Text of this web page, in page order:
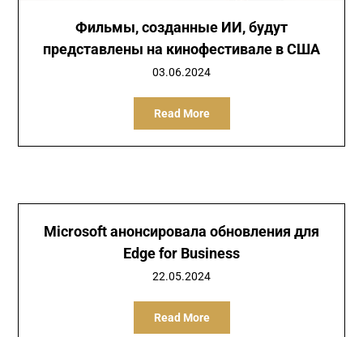
Фильмы, созданные ИИ, будут
представлены на кинофестивале в США
03.06.2024
Read More
Microsoft анонсировала обновления для
Edge for Business
22.05.2024
Read More